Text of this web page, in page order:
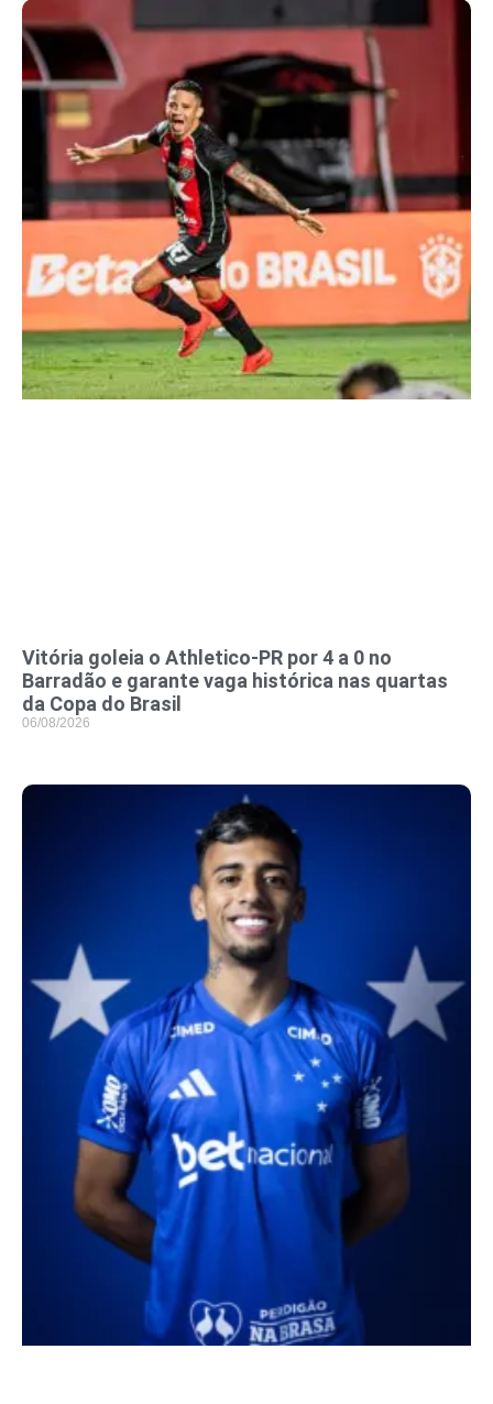
Vitória goleia o Athletico-PR por 4 a 0 no
Barradão e garante vaga histórica nas quartas
da Copa do Brasil
06/08/2026